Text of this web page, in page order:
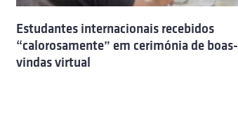
Estudantes internacionais recebidos
“calorosamente” em cerimónia de boas-
vindas virtual